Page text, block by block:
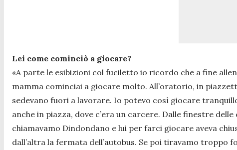
Lei come cominciò a giocare?
«A parte le esibizioni col fuciletto io ricordo che a fine
mamma cominciai a giocare molto. All’oratorio, in
sedevano fuori a lavorare. Io potevo così giocare
anche in piazza, dove c’era un carcere. Dalle finestre
chiamavamo Dindondano e lui per farci giocare aveva
dall’altra la fermata dell’autobus. Se poi tiravamo troppo